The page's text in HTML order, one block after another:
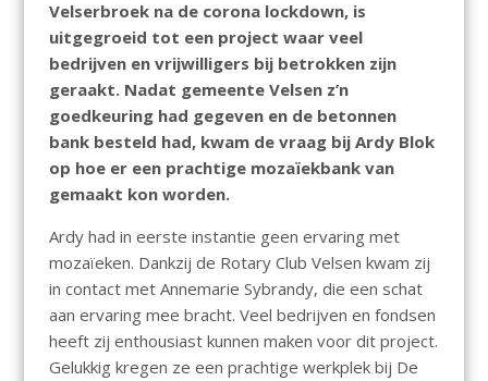
b
o
o
k
s
A
p
p
e
dI
n
l n
Velserbroek na de corona lockdown, is
uitgegroeid tot een project waar veel
bedrijven en vrijwilligers bij betrokken zijn
geraakt. Nadat gemeente Velsen z’n
goedkeuring had gegeven en de betonnen
bank besteld had, kwam de vraag bij Ardy Blok
op hoe er een prachtige mozaïekbank van
gemaakt kon worden.
Ardy had in eerste instantie geen ervaring met
mozaïeken. Dankzij de Rotary Club Velsen kwam zij
in contact met Annemarie Sybrandy, die een schat
aan ervaring mee bracht. Veel bedrijven en fondsen
heeft zij enthousiast kunnen maken voor dit project.
Gelukkig kregen ze een prachtige werkplek bij De